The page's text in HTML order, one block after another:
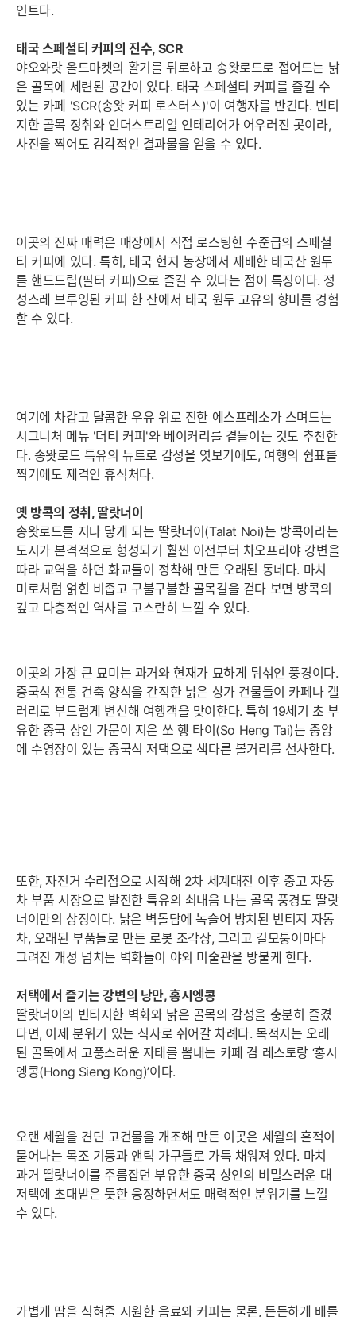
인트다.
태국 스페셜티 커피의 진수, SCR
야오와랏 올드마켓의 활기를 뒤로하고 송왓로드로 접어드는 낡
은 골목에 세련된 공간이 있다. 태국 스페셜티 커피를 즐길 수
있는 카페 'SCR(송왓 커피 로스터스)'이 여행자를 반긴다. 빈티
지한 골목 정취와 인더스트리얼 인테리어가 어우러진 곳이라,
사진을 찍어도 감각적인 결과물을 얻을 수 있다.
이곳의 진짜 매력은 매장에서 직접 로스팅한 수준급의 스페셜
티 커피에 있다. 특히, 태국 현지 농장에서 재배한 태국산 원두
를 핸드드립(필터 커피)으로 즐길 수 있다는 점이 특징이다. 정
성스레 브루잉된 커피 한 잔에서 태국 원두 고유의 향미를 경험
할 수 있다.
여기에 차갑고 달콤한 우유 위로 진한 에스프레소가 스며드는
시그니처 메뉴 '더티 커피'와 베이커리를 곁들이는 것도 추천한
다. 송왓로드 특유의 뉴트로 감성을 엿보기에도, 여행의 쉼표를
찍기에도 제격인 휴식처다.
옛 방콕의 정취, 딸랏너이
송왓로드를 지나 닿게 되는 딸랏너이(Talat Noi)는 방콕이라는
도시가 본격적으로 형성되기 훨씬 이전부터 차오프라야 강변을
따라 교역을 하던 화교들이 정착해 만든 오래된 동네다. 마치
미로처럼 얽힌 비좁고 구불구불한 골목길을 걷다 보면 방콕의
깊고 다층적인 역사를 고스란히 느낄 수 있다.
이곳의 가장 큰 묘미는 과거와 현재가 묘하게 뒤섞인 풍경이다.
중국식 전통 건축 양식을 간직한 낡은 상가 건물들이 카페나 갤
러리로 부드럽게 변신해 여행객을 맞이한다. 특히 19세기 초 부
유한 중국 상인 가문이 지은 쏘 헹 타이(So Heng Tai)는 중앙
에 수영장이 있는 중국식 저택으로 색다른 볼거리를 선사한다.
또한, 자전거 수리점으로 시작해 2차 세계대전 이후 중고 자동
차 부품 시장으로 발전한 특유의 쇠내음 나는 골목 풍경도 딸랏
너이만의 상징이다. 낡은 벽돌담에 녹슬어 방치된 빈티지 자동
차, 오래된 부품들로 만든 로봇 조각상, 그리고 길모퉁이마다
그려진 개성 넘치는 벽화들이 야외 미술관을 방불케 한다.
저택에서 즐기는 강변의 낭만, 홍시엥콩
딸랏너이의 빈티지한 벽화와 낡은 골목의 감성을 충분히 즐겼
다면, 이제 분위기 있는 식사로 쉬어갈 차례다. 목적지는 오래
된 골목에서 고풍스러운 자태를 뽐내는 카페 겸 레스토랑 ‘홍시
엥콩(Hong Sieng Kong)’이다.
오랜 세월을 견딘 고건물을 개조해 만든 이곳은 세월의 흔적이
묻어나는 목조 기둥과 앤틱 가구들로 가득 채워져 있다. 마치
과거 딸랏너이를 주름잡던 부유한 중국 상인의 비밀스러운 대
저택에 초대받은 듯한 웅장하면서도 매력적인 분위기를 느낄
수 있다.
가볍게 땀을 식혀줄 시원한 음료와 커피는 물론, 든든하게 배를